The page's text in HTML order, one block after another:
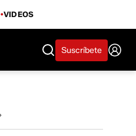
VIDEOS
Suscríbete